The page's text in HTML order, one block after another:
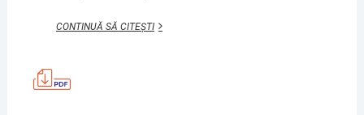
CONTINUĂ SĂ CITEȘTISUBIECTUL